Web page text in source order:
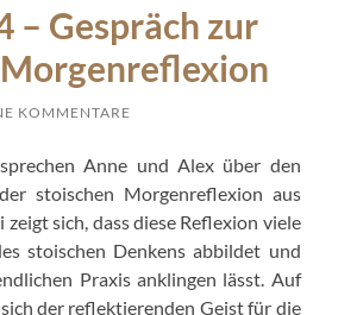
– Gespräch zur
KOMMENTARE
Anne und Alex über den
stoischen Morgenreflexion aus
zeigt sich, dass diese Reflexion viele
stoischen Denkens abbildet und
Praxis anklingen lässt. Auf
der reflektierenden Geist für die